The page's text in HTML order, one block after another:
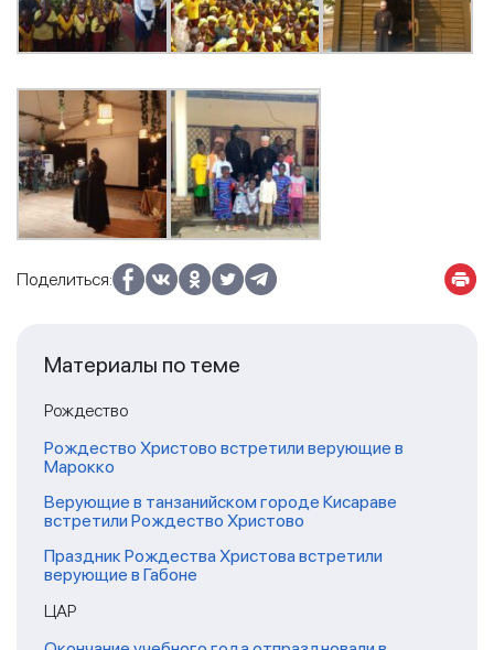
Поделиться:
Материалы по теме
Рождество
Рождество Христово встретили верующие в
Марокко
Верующие в танзанийском городе Кисараве
встретили Рождество Христово
Праздник Рождества Христова встретили
верующие в Габоне
ЦАР